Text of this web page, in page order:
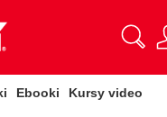
Ebooki Kursy video